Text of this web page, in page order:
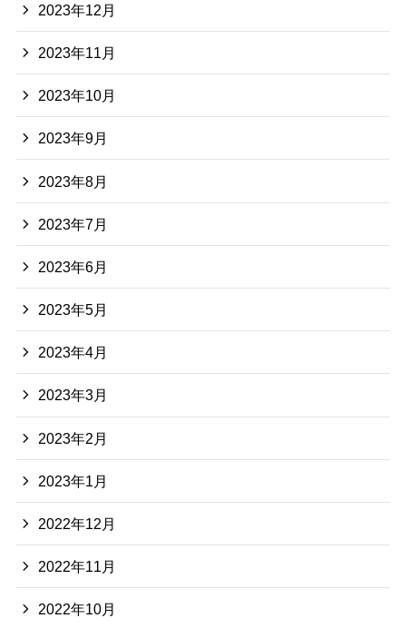
2023年12月
2023年11月
2023年10月
2023年9月
2023年8月
2023年7月
2023年6月
2023年5月
2023年4月
2023年3月
2023年2月
2023年1月
2022年12月
2022年11月
2022年10月